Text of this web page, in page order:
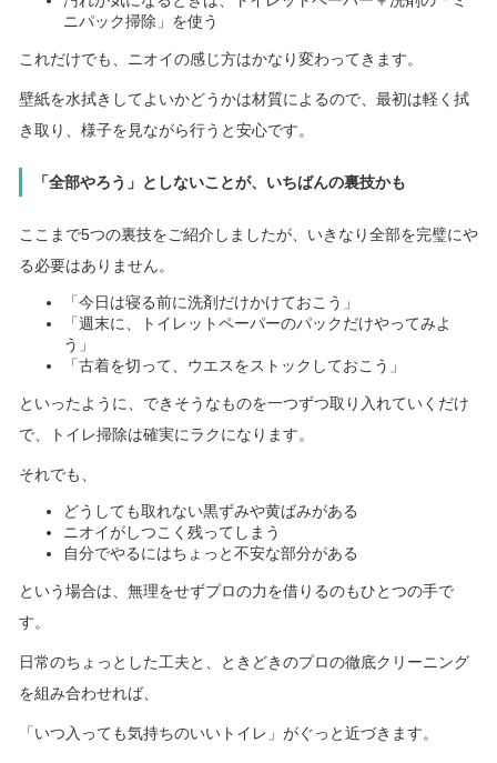
ニパック掃除」を使う
これだけでも、ニオイの感じ方はかなり変わってきます。
壁紙を水拭きしてよいかどうかは材質によるので、最初は軽く拭
き取り、様子を見ながら行うと安心です。
「全部やろう」としないことが、いちばんの裏技かも
ここまで5つの裏技をご紹介しましたが、いきなり全部を完璧にや
る必要はありません。
「今日は寝る前に洗剤だけかけておこう」
「週末に、トイレットペーパーのパックだけやってみよ
う」
「古着を切って、ウエスをストックしておこう」
といったように、できそうなものを一つずつ取り入れていくだけ
で、トイレ掃除は確実にラクになります。
それでも、
どうしても取れない黒ずみや黄ばみがある
ニオイがしつこく残ってしまう
自分でやるにはちょっと不安な部分がある
という場合は、無理をせずプロの力を借りるのもひとつの手で
す。
日常のちょっとした工夫と、ときどきのプロの徹底クリーニング
を組み合わせれば、
「いつ入っても気持ちのいいトイレ」がぐっと近づきます。